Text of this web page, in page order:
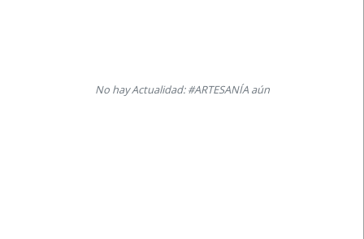
No hay Actualidad: #ARTESANÍA aún